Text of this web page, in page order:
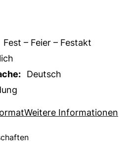
Fest – Feier – Festakt
Deutsch
, 1 KB (öffnet neues
Weitere Informationen